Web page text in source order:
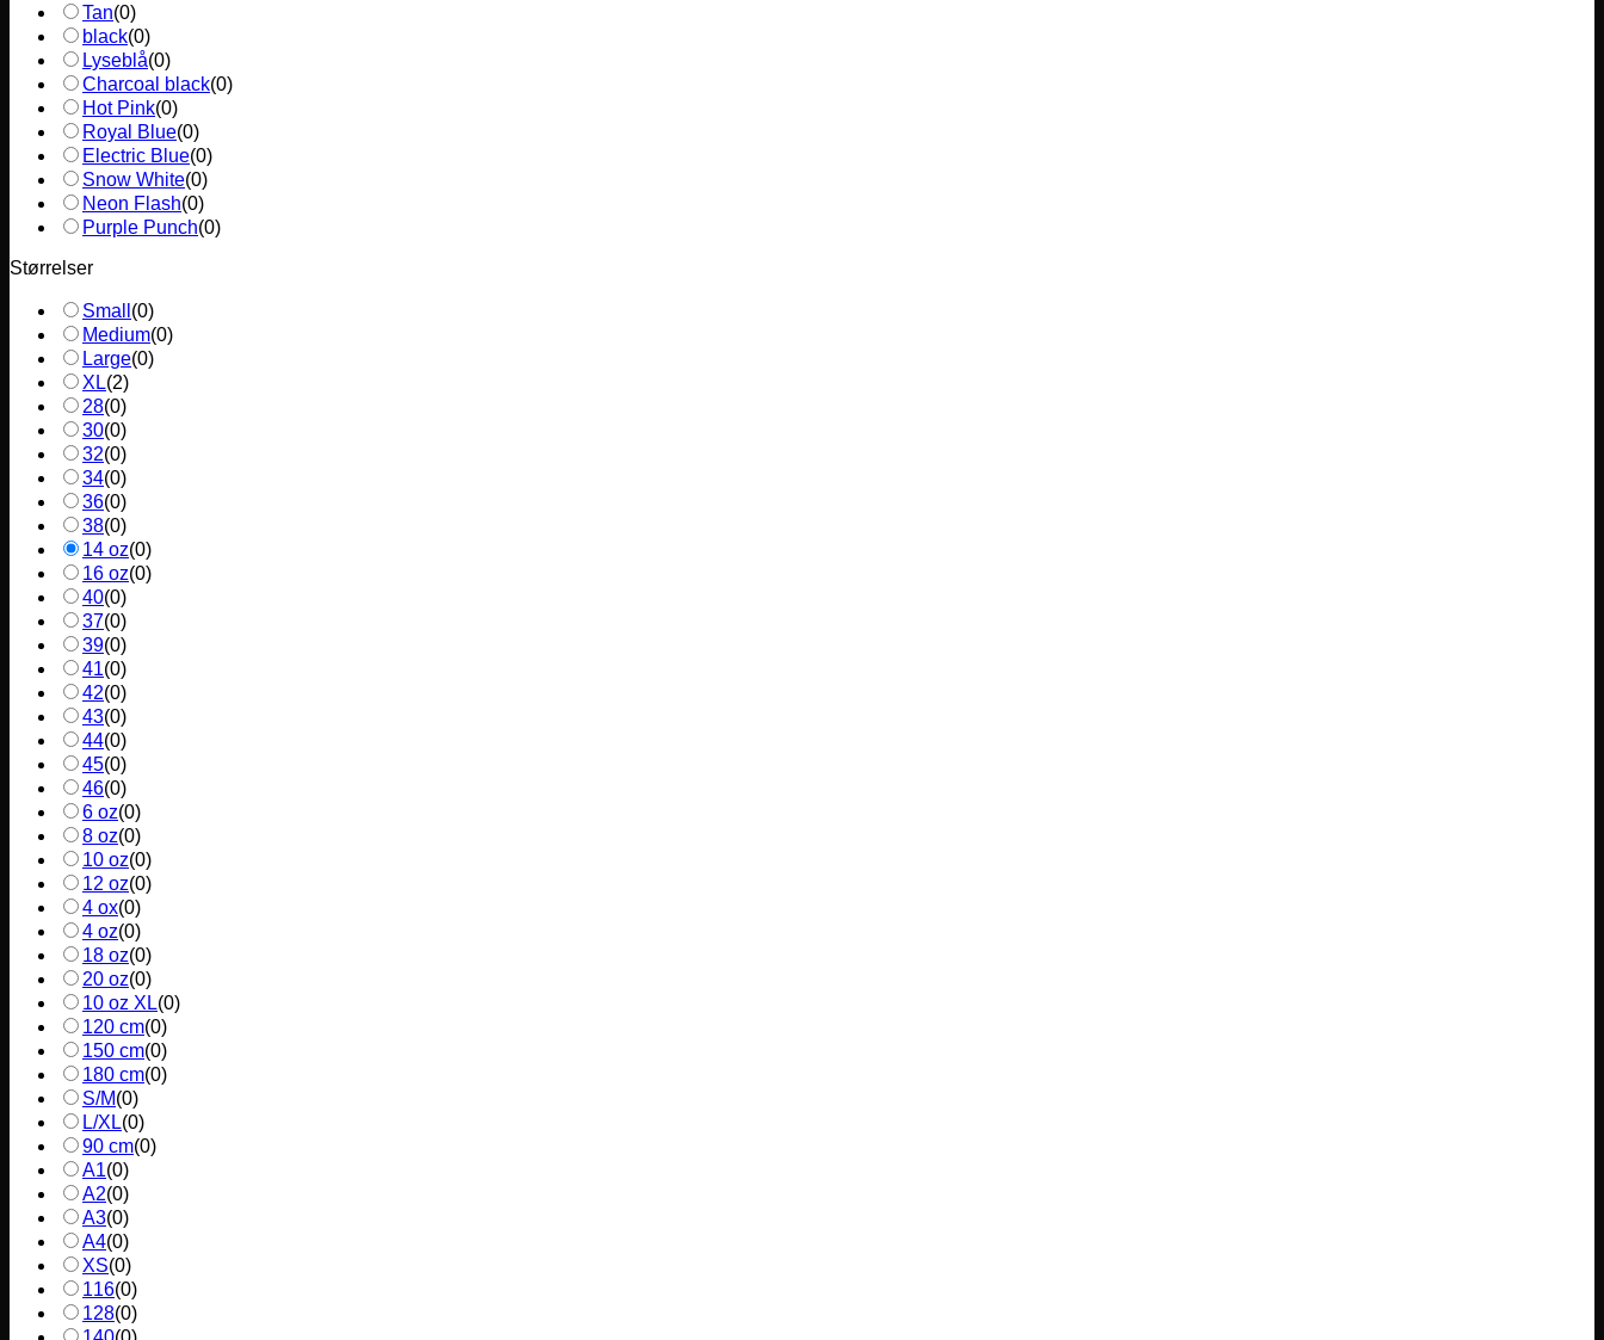
Tan(0)
black(0)
Lyseblå(0)
Charcoal black(0)
Hot Pink(0)
Royal Blue(0)
Electric Blue(0)
Snow White(0)
Neon Flash(0)
Purple Punch(0)
Størrelser
Small (0)
Medium(0)
Large(0)
XL(2)
28(0)
30(0)
32(0)
34(0)
36(0)
38(0)
14 oz(0)
16 oz(0)
40(0)
37(0)
39(0)
41(0)
42(0)
43(0)
44(0)
45(0)
46(0)
6 oz(0)
8 oz(0)
10 oz(0)
12 oz(0)
4 ox(0)
4 oz(0)
18 oz(0)
20 oz(0)
10 oz XL(0)
120 cm(0)
150 cm(0)
180 cm(0)
S/M(0)
L/XL(0)
90 cm(0)
A1(0)
A2(0)
A3(0)
A4(0)
XS(0)
116(0)
128(0)